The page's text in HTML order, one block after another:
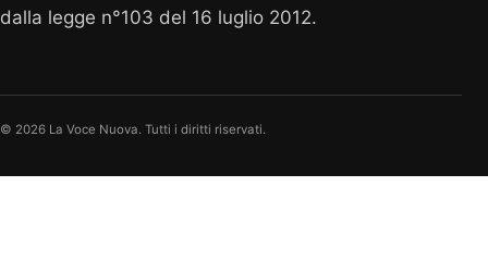
dalla legge n°103 del 16 luglio 2012.
© 2026 La Voce Nuova. Tutti i diritti riservati.